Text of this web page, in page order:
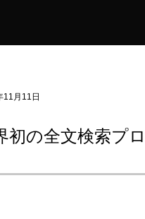
11月11日
初の全文検索プ